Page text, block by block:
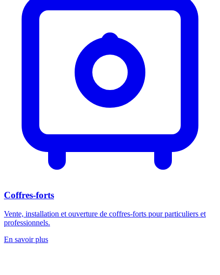
Coffres-forts
Vente, installation et ouverture de coffres-forts pour particuliers et
professionnels.
En savoir plus